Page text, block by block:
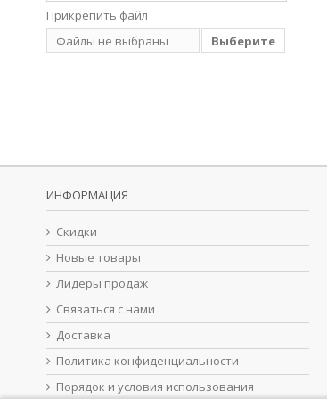
Прикрепить файл
Файлы не выбраны
Выберите
ИНФОРМАЦИЯ
Скидки
Новые товары
Лидеры продаж
Связаться с нами
Доставка
Политика конфиденциальности
Порядок и условия использования